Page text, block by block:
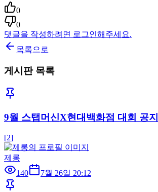
0
0
댓글을 작성하려면 로그인해주세요.
목록으로
게시판 목록
9월 스탭머신X현대백화점 대회 공지
[2]
제롱
140
7월 26일 20:12